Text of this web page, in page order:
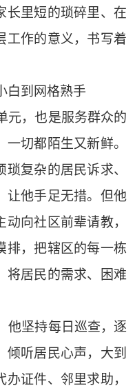
长里短的琐碎里、在
工作的意义，书写着
白到网格熟手
元，也是服务群众的
切都陌生又新鲜。
复杂的居民诉求、
让他手足无措。但他
向社区前辈请教，
排，把辖区的每一栋
将居民的需求、困难
他坚持每日巡查，逐
倾听居民心声，大到
证件、邻里求助，